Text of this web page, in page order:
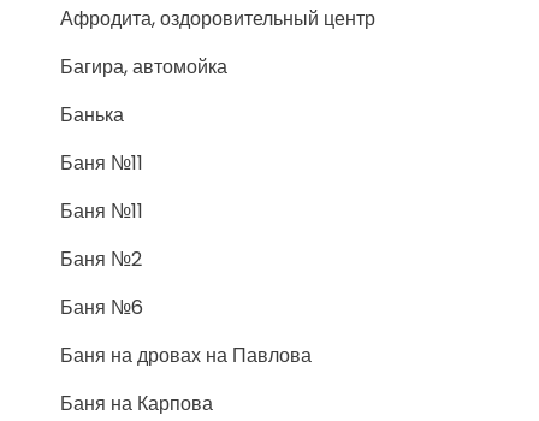
Афродита, оздоровительный центр
Багира, автомойка
Банька
Баня №11
Баня №11
Баня №2
Баня №6
Баня на дровах на Павлова
Баня на Карпова